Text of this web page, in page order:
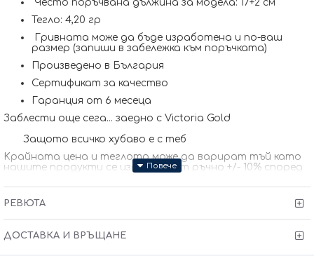
Често поръчвана дължина за модела: 17+2 см
Тегло: 4,20 гр
Гривната може да бъде изработена и по-ваш
размер (запиши в забележка към поръчката)
Произведено в България
Сертификат за качество
Гаранция от 6 месеца
Заблести още сега... заедно с Victoria Gold
Защото всичко хубаво е с теб
Kрайната цена и теглото може да варират тъй като
нашите продукти се изработват ръчно +/- 10% според
свържем с Вас, за да уточним всички характеристики и
изисквания за изработката.
РЕВЮТА
ДОСТАВКА И ВРЪЩАНЕ